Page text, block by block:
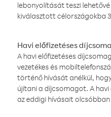
lebonyolítását teszi
kiválasztott célországokba
Havi előfizetéses
A havi előfizetéses
vezetékes és
történő hívását anélkül,
újítani a díjcsomagot. A
az eddigi hívásait